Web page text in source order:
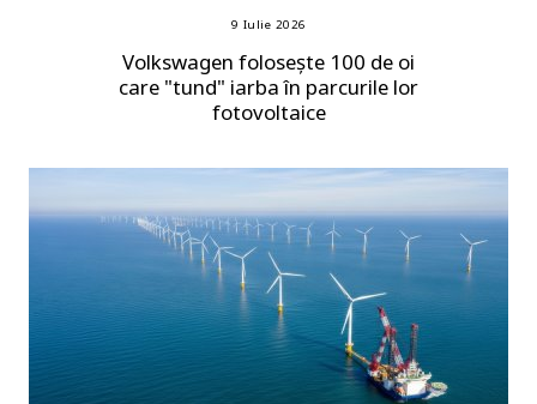
9 Iulie 2026
Volkswagen folosește 100 de oi
care "tund" iarba în parcurile lor
fotovoltaice